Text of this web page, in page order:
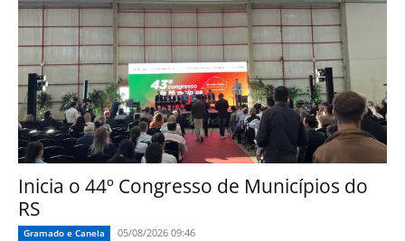
Inicia o 44º Congresso de Municípios do
RS
Gramado e Canela 05/08/2026 09:46